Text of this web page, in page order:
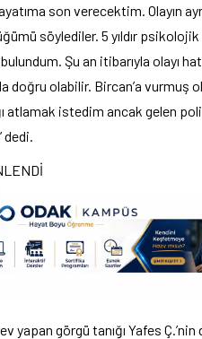
son verecektim. Olayın
söylediler. 5 yıldır
Şu an itibarıyla olayı
doğru olabilir. Bircan’a vurmuş
atlamak istedim ancak gelen
dedi.
görgü tanığı Yafes